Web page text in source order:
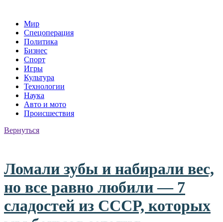
Мир
Спецоперация
Политика
Бизнес
Спорт
Игры
Культура
Технологии
Наука
Авто и мото
Происшествия
Вернуться
Ломали зубы и набирали вес,
но все равно любили — 7
сладостей из СССР, которых